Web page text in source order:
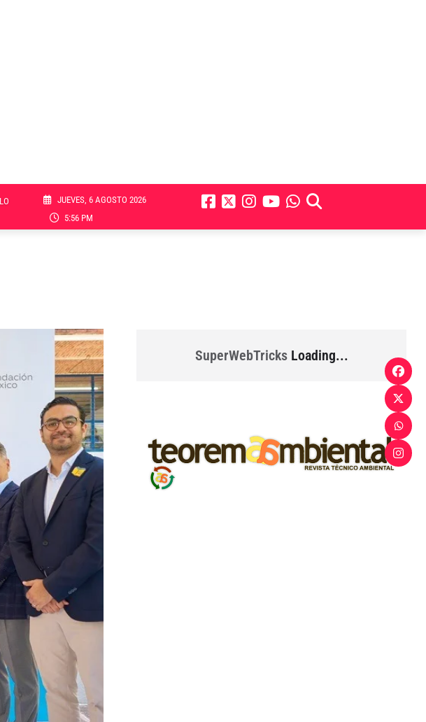
JUEVES, 6 AGOSTO 2026
5:56 PM
SuperWebTricksLoading...